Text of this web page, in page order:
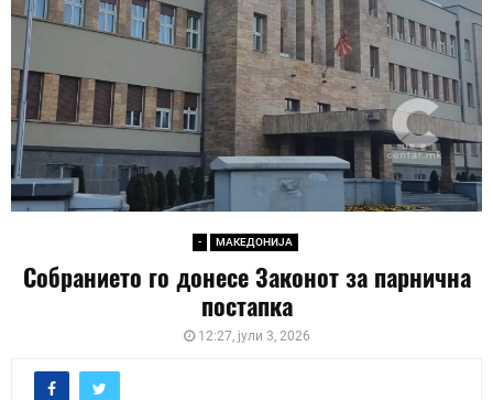
- МАКЕДОНИЈА
Собранието го донесе Законот за парнична
постапка
12:27, јули 3, 2026